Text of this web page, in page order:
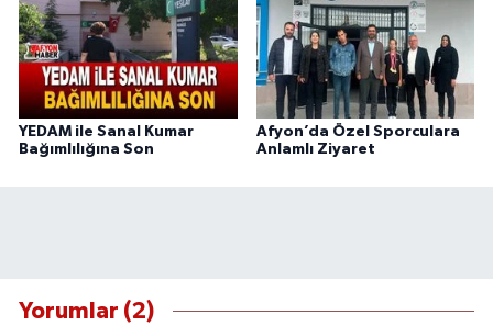
YEDAM ile Sanal Kumar
Bağımlılığına Son
Afyon’da Özel Sporculara
Anlamlı Ziyaret
Yorumlar (2)